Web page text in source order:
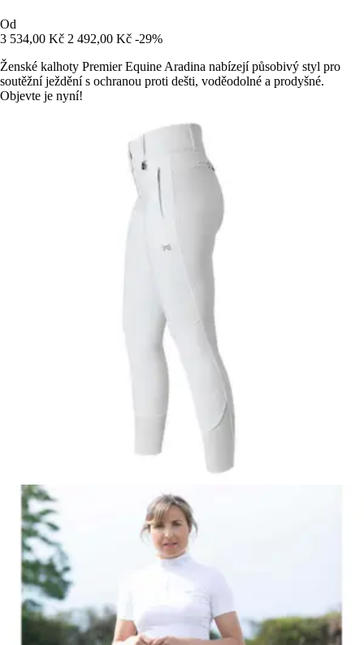
Od
3 534,00 Kč 2 492,00 Kč -29%
Ženské kalhoty Premier Equine Aradina nabízejí působivý styl pro
soutěžní ježdění s ochranou proti dešti, voděodolné a prodyšné.
Objevte je nyní!